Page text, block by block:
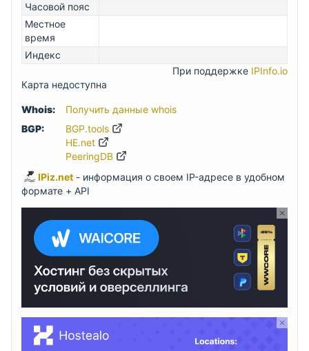
Часовой пояс
Местное
время
Индекс
При поддержке IPInfo.io
Карта недоступна
Whois:
Получить данные whois
BGP:
BGP.tools
HE.net
PeeringDB
IPiz.net - информация о своем IP-адресе в удобном
формате + API